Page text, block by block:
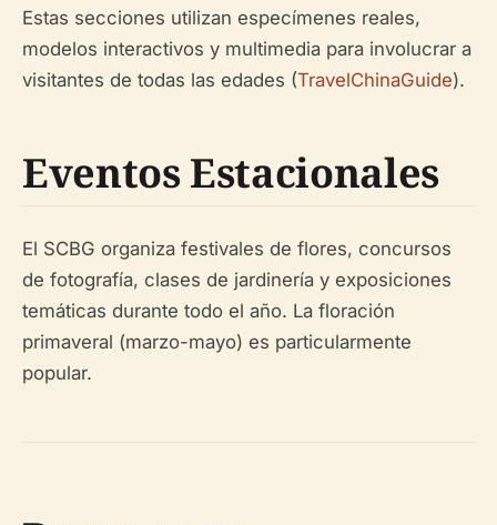
Estas secciones utilizan especímenes reales,
modelos interactivos y multimedia para involucrar a
visitantes de todas las edades (TravelChinaGuide).
Eventos Estacionales
El SCBG organiza festivales de flores, concursos
de fotografía, clases de jardinería y exposiciones
temáticas durante todo el año. La floración
primaveral (marzo-mayo) es particularmente
popular.